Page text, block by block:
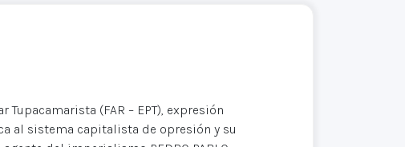
(FAR – EPT), expresión
al sistema capitalista de opresión y su